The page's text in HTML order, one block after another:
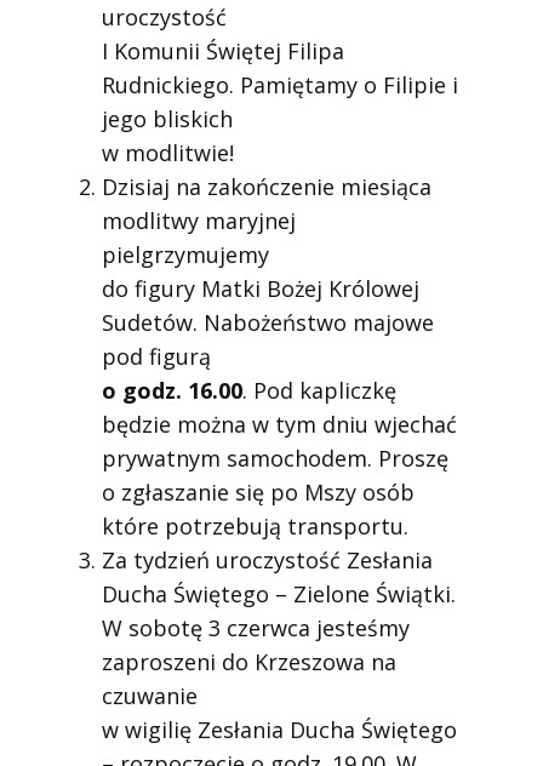
uroczystość
I Komunii Świętej Filipa
Rudnickiego. Pamiętamy o Filipie i
jego bliskich
w modlitwie!
Dzisiaj na zakończenie miesiąca
modlitwy maryjnej
pielgrzymujemy
do figury Matki Bożej Królowej
Sudetów. Nabożeństwo majowe
pod figurą
o godz. 16.00. Pod kapliczkę
będzie można w tym dniu wjechać
prywatnym samochodem. Proszę
o zgłaszanie się po Mszy osób
które potrzebują transportu.
Za tydzień uroczystość Zesłania
Ducha Świętego – Zielone Świątki.
W sobotę 3 czerwca jesteśmy
zaproszeni do Krzeszowa na
czuwanie
w wigilię Zesłania Ducha Świętego